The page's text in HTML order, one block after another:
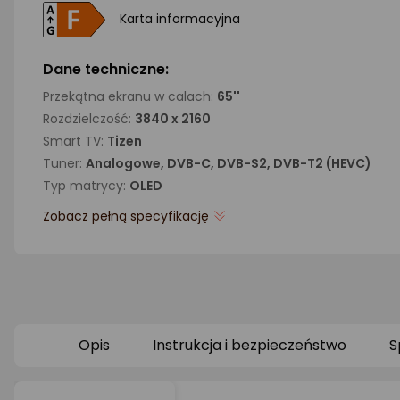
Karta informacyjna
Dane techniczne:
Przekątna ekranu w calach: 65''
Rozdzielczość: 3840 x 2160
Smart TV: Tizen
Tuner: Analogowe, DVB-C, DVB-S2, DVB-T2 (HEVC)
Typ matrycy: OLED
Zobacz pełną specyfikację
Opis Instrukcja i bezpieczeństwo